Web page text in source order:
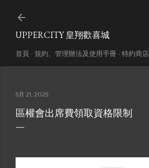
UPPERCITY 皇翔歡喜城
首頁 規約、管理辦法及使用手冊 特約商店
5月 21, 2025
區權會出席費領取資格限制